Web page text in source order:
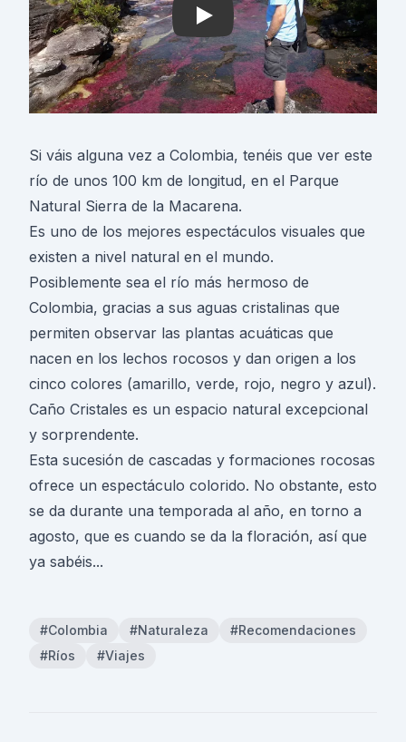
Play
Si váis alguna vez a Colombia, tenéis que ver este
río de unos 100 km de longitud, en el Parque
Natural Sierra de la Macarena.
Es uno de los mejores espectáculos visuales que
existen a nivel natural en el mundo.
Posiblemente sea el río más hermoso de
Colombia, gracias a sus aguas cristalinas que
permiten observar las plantas acuáticas que
nacen en los lechos rocosos y dan origen a los
cinco colores (amarillo, verde, rojo, negro y azul).
Caño Cristales es un espacio natural excepcional
y sorprendente.
Esta sucesión de cascadas y formaciones rocosas
ofrece un espectáculo colorido. No obstante, esto
se da durante una temporada al año, en torno a
agosto, que es cuando se da la floración, así que
ya sabéis...
#Colombia #Naturaleza
#Recomendaciones
#Ríos
#Viajes